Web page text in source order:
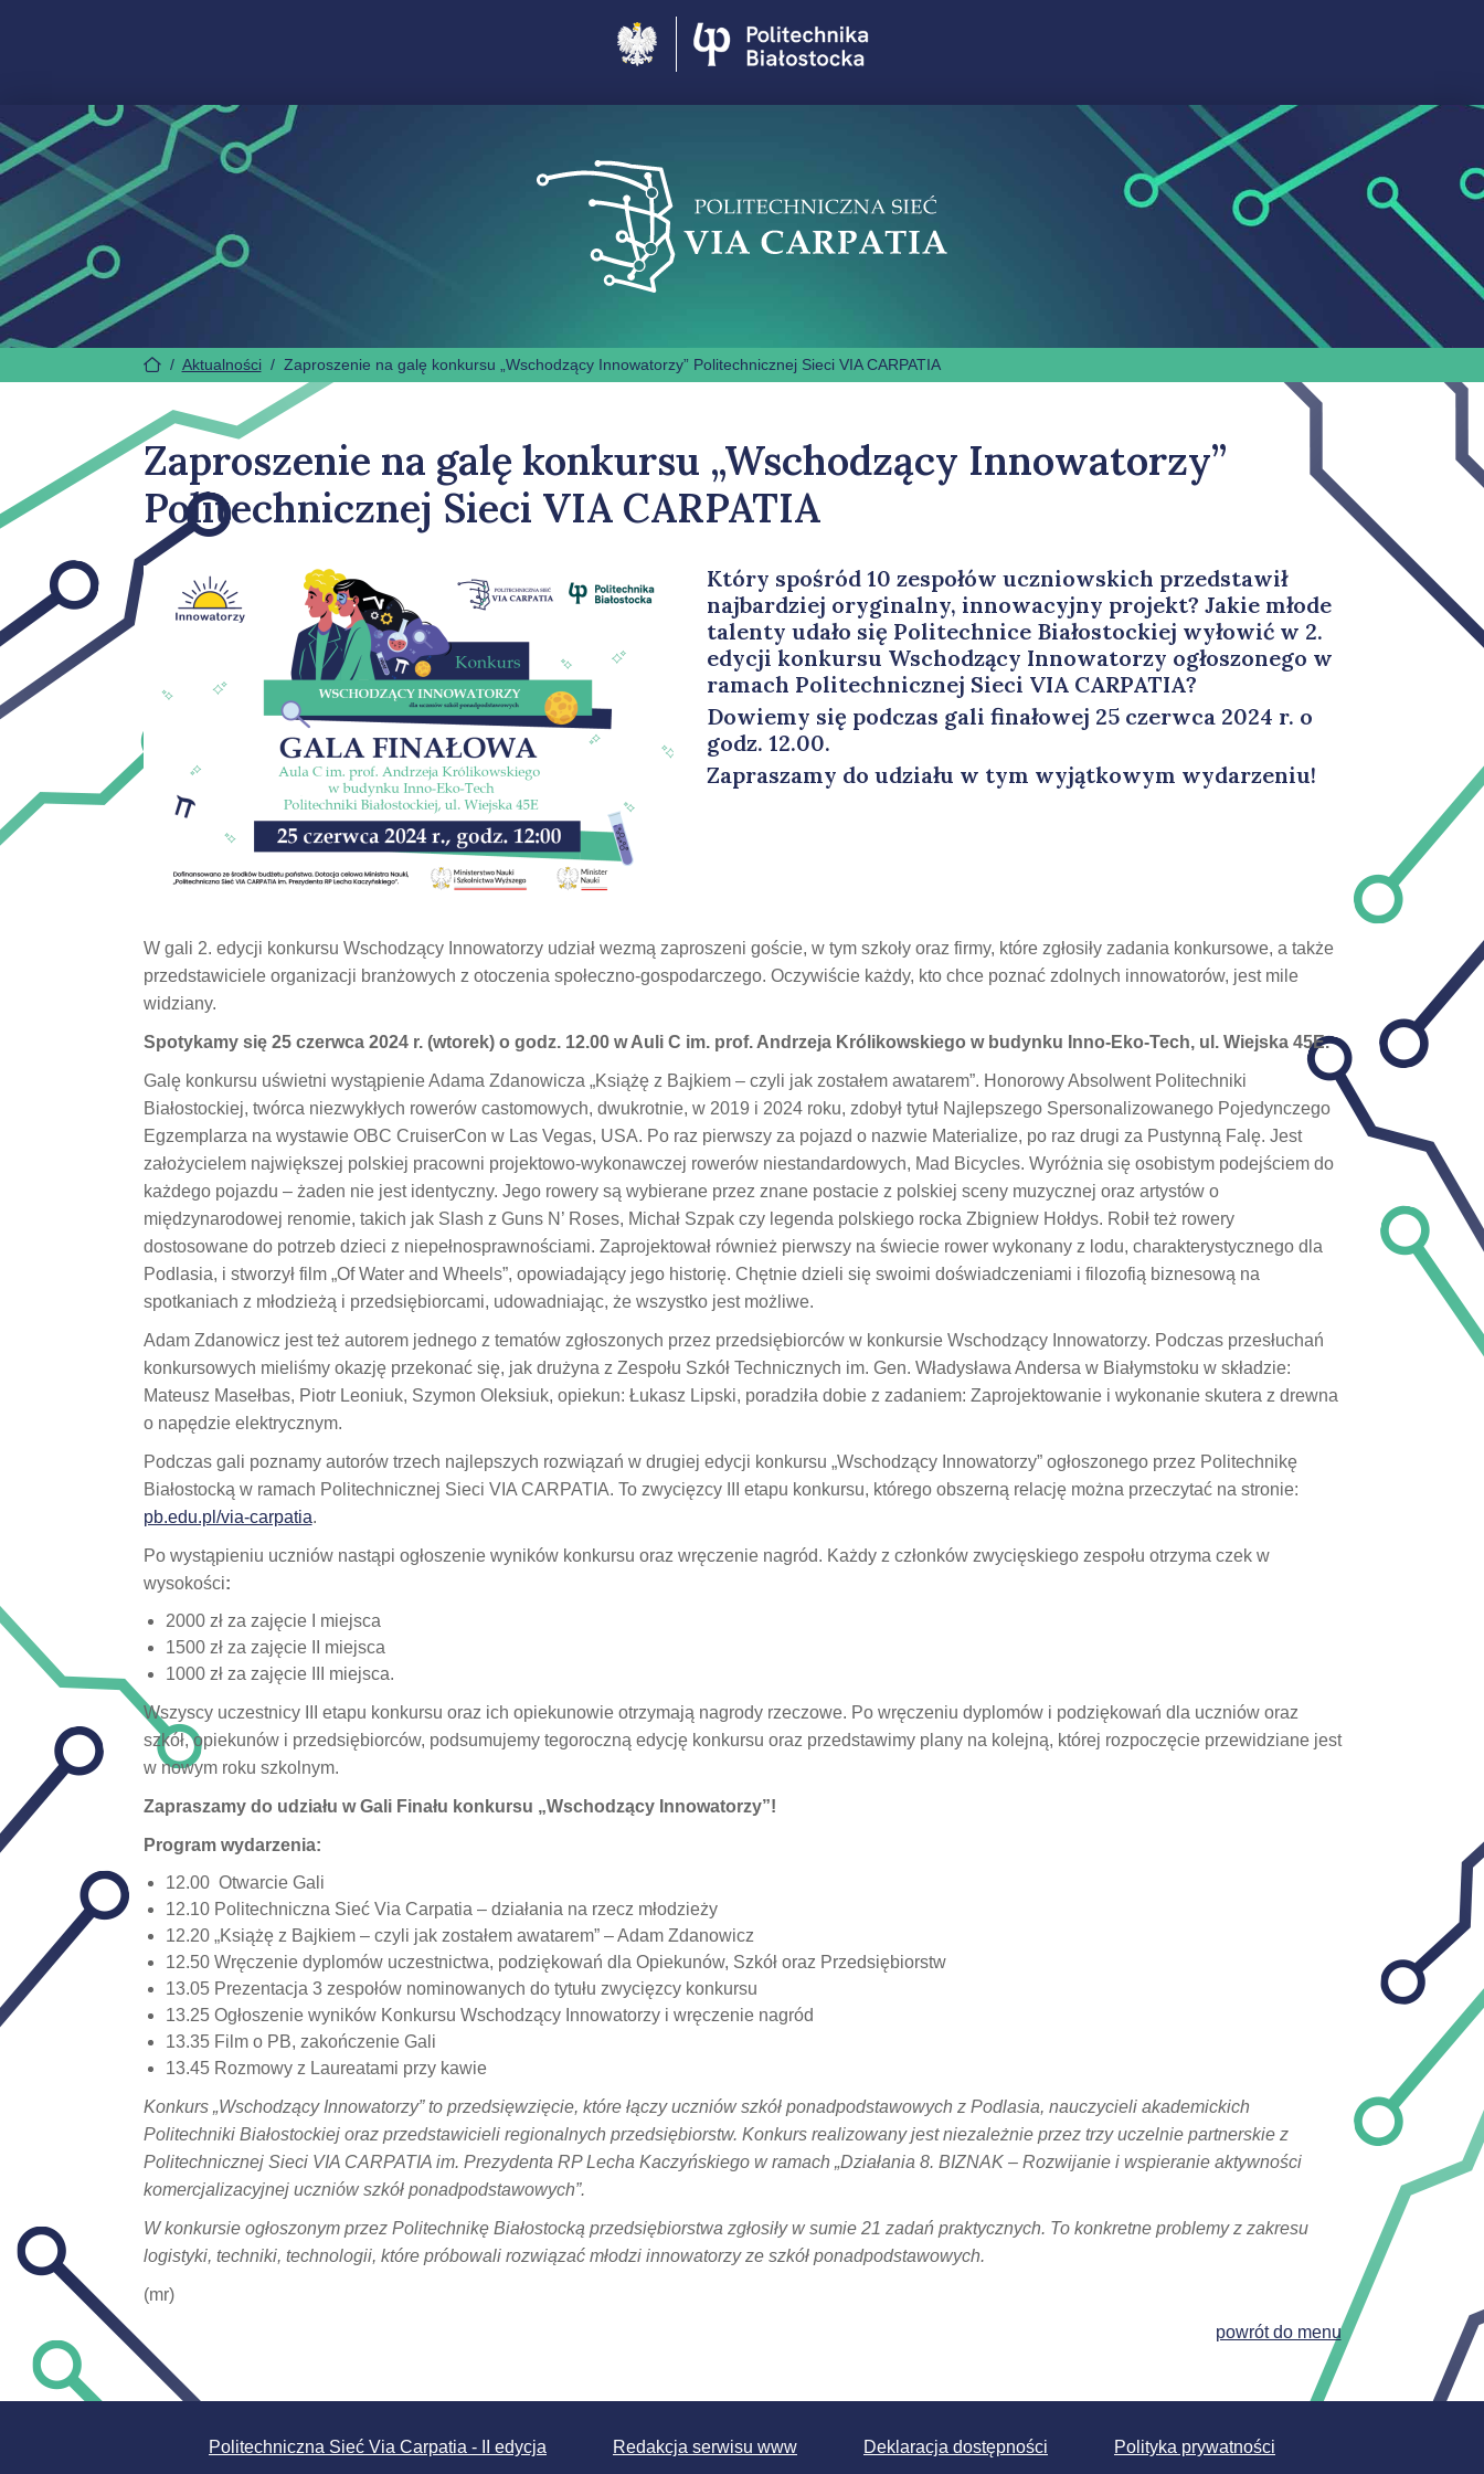
/ Aktualności/ Zaproszenie na galę konkursu „Wschodzący Innowatorzy” Politechnicznej Sieci VIA CARPATIA
Zaproszenie na galę konkursu „Wschodzący Innowatorzy”
Politechnicznej Sieci VIA CARPATIA
Który spośród 10 zespołów uczniowskich przedstawił
najbardziej oryginalny, innowacyjny projekt? Jakie młode
talenty udało się Politechnice Białostockiej wyłowić w 2.
edycji konkursu Wschodzący Innowatorzy ogłoszonego w
ramach Politechnicznej Sieci VIA CARPATIA?
Dowiemy się podczas gali finałowej 25 czerwca 2024 r. o
godz. 12.00.
Zapraszamy do udziału w tym wyjątkowym wydarzeniu!
W gali 2. edycji konkursu Wschodzący Innowatorzy udział wezmą zaproszeni goście, w tym szkoły oraz firmy, które zgłosiły zadania konkursowe, a także
przedstawiciele organizacji branżowych z otoczenia społeczno-gospodarczego. Oczywiście każdy, kto chce poznać zdolnych innowatorów, jest mile
widziany.
Spotykamy się 25 czerwca 2024 r. (wtorek) o godz. 12.00 w Auli C im. prof. Andrzeja Królikowskiego w budynku Inno-Eko-Tech, ul. Wiejska 45E.
Galę konkursu uświetni wystąpienie Adama Zdanowicza „Książę z Bajkiem – czyli jak zostałem awatarem”. Honorowy Absolwent Politechniki
Białostockiej, twórca niezwykłych rowerów castomowych, dwukrotnie, w 2019 i 2024 roku, zdobył tytuł Najlepszego Spersonalizowanego Pojedynczego
Egzemplarza na wystawie OBC CruiserCon w Las Vegas, USA. Po raz pierwszy za pojazd o nazwie Materialize, po raz drugi za Pustynną Falę. Jest
założycielem największej polskiej pracowni projektowo-wykonawczej rowerów niestandardowych, Mad Bicycles. Wyróżnia się osobistym podejściem do
każdego pojazdu – żaden nie jest identyczny. Jego rowery są wybierane przez znane postacie z polskiej sceny muzycznej oraz artystów o
międzynarodowej renomie, takich jak Slash z Guns N’ Roses, Michał Szpak czy legenda polskiego rocka Zbigniew Hołdys. Robił też rowery
dostosowane do potrzeb dzieci z niepełnosprawnościami. Zaprojektował również pierwszy na świecie rower wykonany z lodu, charakterystycznego dla
Podlasia, i stworzył film „Of Water and Wheels”, opowiadający jego historię. Chętnie dzieli się swoimi doświadczeniami i filozofią biznesową na
spotkaniach z młodzieżą i przedsiębiorcami, udowadniając, że wszystko jest możliwe.
Adam Zdanowicz jest też autorem jednego z tematów zgłoszonych przez przedsiębiorców w konkursie Wschodzący Innowatorzy. Podczas przesłuchań
konkursowych mieliśmy okazję przekonać się, jak drużyna z Zespołu Szkół Technicznych im. Gen. Władysława Andersa w Białymstoku w składzie:
Mateusz Masełbas, Piotr Leoniuk, Szymon Oleksiuk, opiekun: Łukasz Lipski, poradziła dobie z zadaniem: Zaprojektowanie i wykonanie skutera z drewna
o napędzie elektrycznym.
Podczas gali poznamy autorów trzech najlepszych rozwiązań w drugiej edycji konkursu „Wschodzący Innowatorzy” ogłoszonego przez Politechnikę
Białostocką w ramach Politechnicznej Sieci VIA CARPATIA. To zwycięzcy III etapu konkursu, którego obszerną relację można przeczytać na stronie:
pb.edu.pl/via-carpatia.
Po wystąpieniu uczniów nastąpi ogłoszenie wyników konkursu oraz wręczenie nagród. Każdy z członków zwycięskiego zespołu otrzyma czek w
wysokości:
2000 zł za zajęcie I miejsca
1500 zł za zajęcie II miejsca
1000 zł za zajęcie III miejsca.
Wszyscy uczestnicy III etapu konkursu oraz ich opiekunowie otrzymają nagrody rzeczowe. Po wręczeniu dyplomów i podziękowań dla uczniów oraz
szkół, opiekunów i przedsiębiorców, podsumujemy tegoroczną edycję konkursu oraz przedstawimy plany na kolejną, której rozpoczęcie przewidziane jest
w nowym roku szkolnym.
Zapraszamy do udziału w Gali Finału konkursu „Wschodzący Innowatorzy”!
Program wydarzenia:
12.00 Otwarcie Gali
12.10 Politechniczna Sieć Via Carpatia – działania na rzecz młodzieży
12.20 „Książę z Bajkiem – czyli jak zostałem awatarem” – Adam Zdanowicz
12.50 Wręczenie dyplomów uczestnictwa, podziękowań dla Opiekunów, Szkół oraz Przedsiębiorstw
13.05 Prezentacja 3 zespołów nominowanych do tytułu zwycięzcy konkursu
13.25 Ogłoszenie wyników Konkursu Wschodzący Innowatorzy i wręczenie nagród
13.35 Film o PB, zakończenie Gali
13.45 Rozmowy z Laureatami przy kawie
Konkurs „Wschodzący Innowatorzy” to przedsięwzięcie, które łączy uczniów szkół ponadpodstawowych z Podlasia, nauczycieli akademickich
Politechniki Białostockiej oraz przedstawicieli regionalnych przedsiębiorstw. Konkurs realizowany jest niezależnie przez trzy uczelnie partnerskie z
Politechnicznej Sieci VIA CARPATIA im. Prezydenta RP Lecha Kaczyńskiego w ramach „Działania 8. BIZNAK – Rozwijanie i wspieranie aktywności
komercjalizacyjnej uczniów szkół ponadpodstawowych”.
W konkursie ogłoszonym przez Politechnikę Białostocką przedsiębiorstwa zgłosiły w sumie 21 zadań praktycznych. To konkretne problemy z zakresu
logistyki, techniki, technologii, które próbowali rozwiązać młodzi innowatorzy ze szkół ponadpodstawowych.
(mr)
powrót do menu
Politechniczna Sieć Via Carpatia - II edycja Redakcja serwisu www Deklaracja dostępności Polityka prywatności